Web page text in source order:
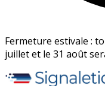
Fermeture estivale :
juillet et le 31 août